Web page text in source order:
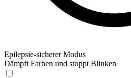
Epilepsie-sicherer Modus
Dämpft Farben und stoppt Blinken